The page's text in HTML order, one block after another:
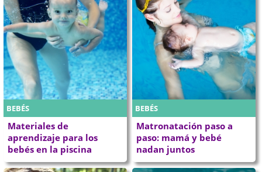
BEBÉS
Materiales de
aprendizaje para los
bebés en la piscina
BEBÉS
Matronatación paso a
paso: mamá y bebé
nadan juntos